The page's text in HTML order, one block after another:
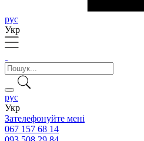
рус
Укр
рус
Укр
Зателефонуйте мені
067 157 68 14